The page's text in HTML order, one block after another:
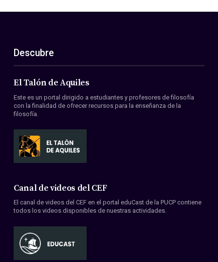
Descubre
El Talón de Aquiles
Este es un portal dirigido a estudiantes y profesores de filosofía
con la finalidad de ofrecer recursos para la enseñanza de la
filosofía.
Canal de videos del CEF
El canal de videos del CEF en el portal eduCast de la PUCP contiene
todos los videos disponibles de nuestras actividades.